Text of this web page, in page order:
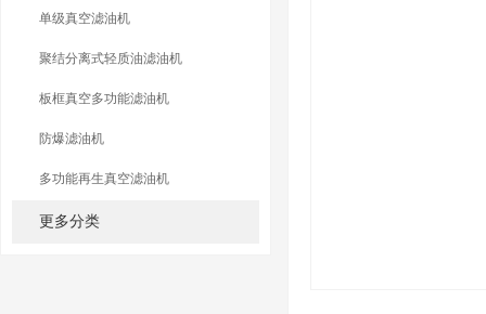
单级真空滤油机
聚结分离式轻质油滤油机
板框真空多功能滤油机
防爆滤油机
多功能再生真空滤油机
更多分类